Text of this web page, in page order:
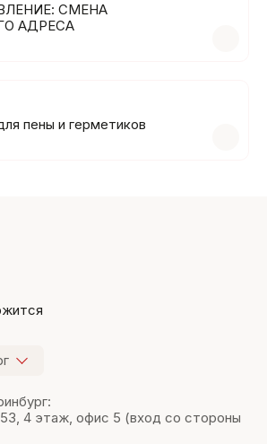
СМЕНА
АДРЕСА
пены и герметиков
53, 4 этаж, офис 5 (вход со стороны